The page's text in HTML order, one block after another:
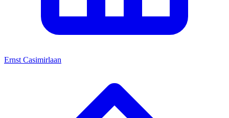
Ernst Casimirlaan